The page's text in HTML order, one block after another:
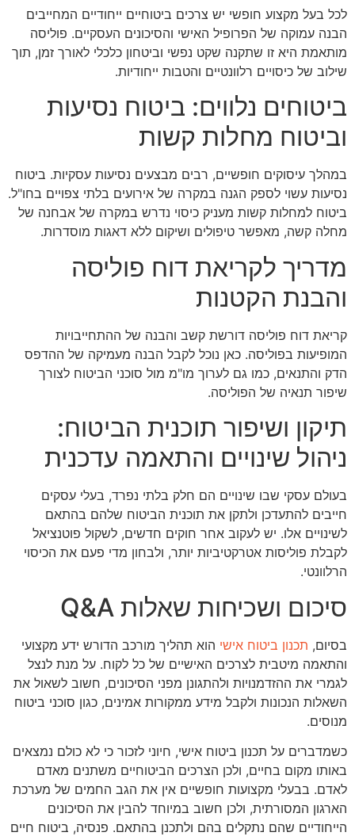
לכל בעל מקצוע חופשי יש צרכים ביטוחיים ייחודיים המחייבים
הבנה עמוקה של הפרופיל האישי והסיכונים העסקיים. פוליסה
מותאמת היא זו שתקנה שקט נפשי וביטחון כלכלי לאורך זמן, תוך
שילוב של כיסויים רלוונטיים והטבות ייחודיות.
ביטוחים נלווים: ביטוח נסיעות
וביטוח מחלות קשות
במהלך עיסוקים חופשיים, רבים מבצעים נסיעות עסקיות. ביטוח
נסיעות עשוי לספק הגנה במקרה של אירועים בלתי צפויים בחו"ל.
ביטוח למחלות קשות מעניק כיסוי נדרש במקרה של אבחנה של
מחלה קשה, מאפשר טיפולים ושיקום ללא דאגות מוסדרות.
מדריך לקריאת דוח פוליסה
והבנת הקטנות
קריאת דוח פוליסה דורשת קשב והבנה של ההתחייבויות
המופיעות בפוליסה. כאן נוכל לקבל הבנה מעמיקה של ההדפס
הדק והתנאים, כמו גם לערוך מו"מ מול סוכני הביטוח לצורך
שיפור תנאיה של הפוליסה.
תיקון ושיפור תוכנית הביטוח:
ניהול שינויים והתאמה עדכנית
בעולם עסקי שבו שינויים הם חלק בלתי נפרד, בעלי עסקים
חייבים להתעדכן ולתקן את תוכנית הביטוח שלהם בהתאם
לשינויים אלו. יש לעקוב אחר חוקים חדשים, לשקול פוטנציאל
לקבלת פוליסות אטרקטיביות יותר, ולבחון מדי פעם את הכיסוי
הרלוונטי.
סיכום ושכיחות שאלות Q&A
בסיום, תכנון ביטוח אישי הוא תהליך מורכב הדורש ידע מקצועי
והתאמה מיטבית לצרכים האישיים של כל לקוח. על מנת לנצל
לגמרי את ההזדמנויות ולהתגונן מפני הסיכונים, חשוב לשאול את
השאלות הנכונות ולקבל מידע ממקורות אמינים, כגון סוכני ביטוח
מנוסים.
כשמדברים על תכנון ביטוח אישי, חיוני לזכור כי לא כולם נמצאים
באותו מקום בחיים, ולכן הצרכים הביטוחיים משתנים מאדם
לאדם. בבעלי מקצועות חופשיים אין את הגב החמים של מערכת
הארגון המסורתית, ולכן חשוב במיוחד להבין את הסיכונים
הייחודיים שהם נתקלים בהם ולתכנן בהתאם. פנסיה, ביטוח חיים